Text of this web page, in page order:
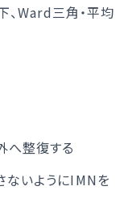
、Ward三角・平均
へ整復する
いようにIMNを